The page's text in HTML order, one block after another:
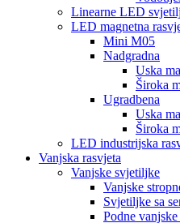
Linearne LED
LED magnetna
Mini M05
Nadgradna
Uska
Široka
Ugradbena
Uska
Široka
LED industrijska
Vanjska rasvjeta
Vanjske svjetiljke
Vanjske
Svjetiljke sa
Podne